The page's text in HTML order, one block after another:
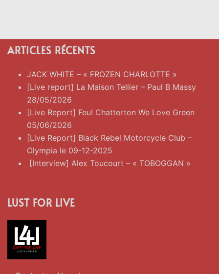
ARTICLES RÉCENTS
JACK WHITE – « FROZEN CHARLOTTE »
[Live report] La Maison Tellier – Paul B Massy
28/05/2026
[Live Report] Feu! Chatterton We Love Green
05/06/2026
[Live Report] Black Rebel Motorcycle Club –
Olympia le 09-12-2025
[Interview] Alex Toucourt – « TOBOGGAN »
LUST FOR LIVE